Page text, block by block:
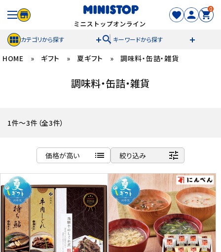
0
カテゴリから探す search キーワードから探す
ACCOUNT MENU
セール商品
カテゴリから探す
スイーツ
お菓子
飲料
HOME » ギフト » 夏ギフト » 調味料・缶詰・雑貨
調味料・缶詰・雑貨
1件～3件（全3件）
価格が高い list
商品名
新着順
発売日順
価格が安い
価格が高い
お気に入り登録数
絞り込み tune